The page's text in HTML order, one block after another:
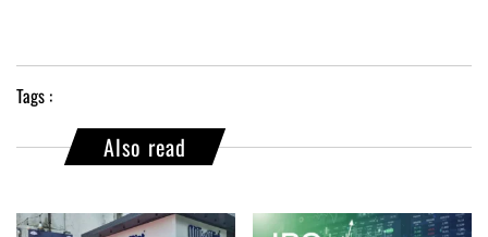
Tags :
Also read